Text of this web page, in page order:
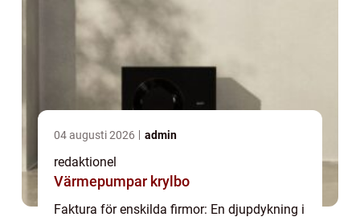
04 augusti 2026 admin
redaktionel
Värmepumpar krylbo
Faktura för enskilda firmor: En djupdykning i